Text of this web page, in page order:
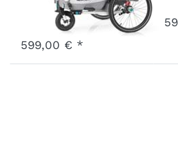
Q-SR2-21-LM
Ausverkauft - wird nachgeliefert, sobald wieder auf Lager.
599,00 € *